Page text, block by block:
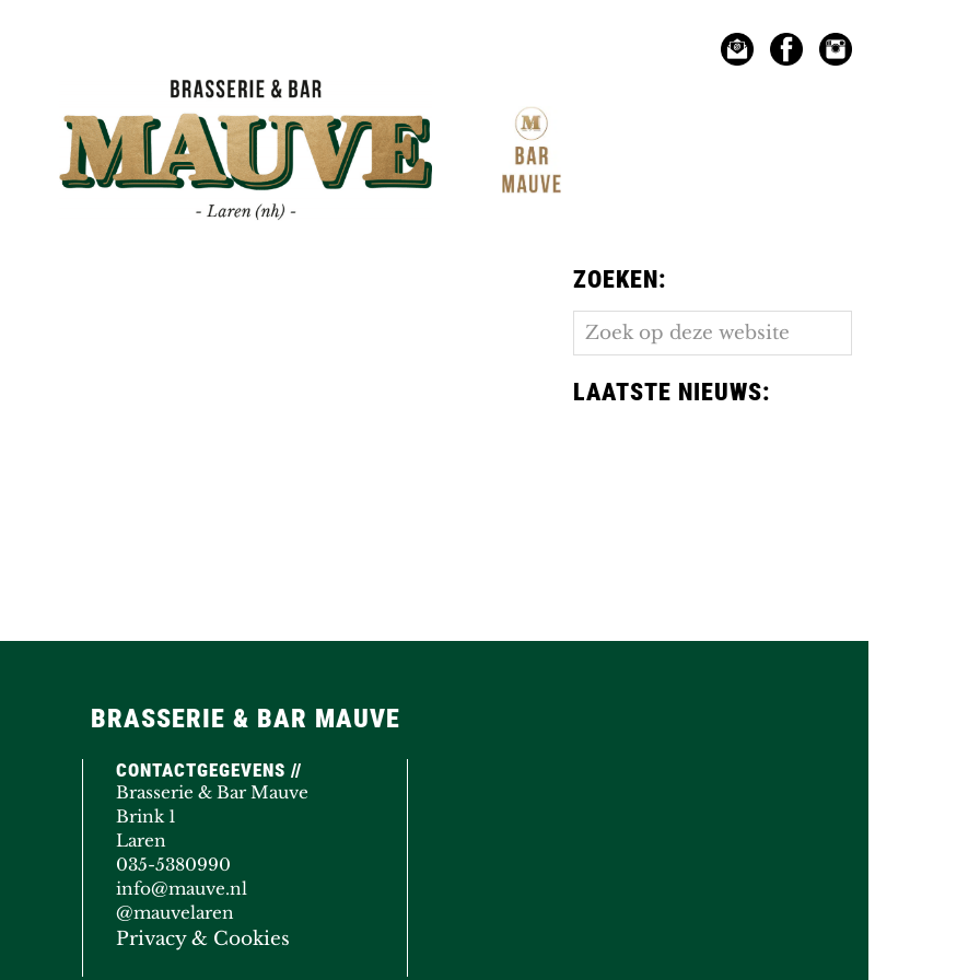
ZOEKEN:
Zoek
op
deze
website
LAATSTE NIEUWS:
BRASSERIE & BAR MAUVE
CONTACTGEGEVENS //
Brasserie & Bar Mauve
Brink 1
Laren
035-5380990
info@mauve.nl
@mauvelaren
Privacy & Cookies